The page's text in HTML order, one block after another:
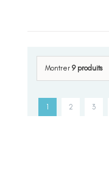
Montrer 9 produits
1 2 3